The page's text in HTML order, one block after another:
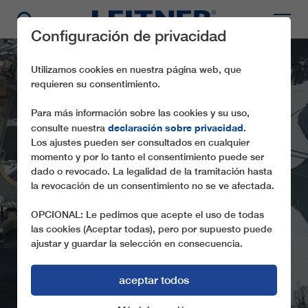
TD34 VOSS GONDOL
Configuración de privacidad
Utilizamos cookies en nuestra página web, que
requieren su consentimiento.
Para más información sobre las cookies y su uso,
consulte nuestra declaración sobre privacidad.
Los ajustes pueden ser consultados en cualquier
momento y por lo tanto el consentimiento puede ser
dado o revocado. La legalidad de la tramitación hasta
la revocación de un consentimiento no se ve afectada.
OPCIONAL: Le pedimos que acepte el uso de todas
las cookies (Aceptar todas), pero por supuesto puede
ajustar y guardar la selección en consecuencia.
aceptar todos